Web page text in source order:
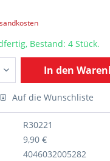
Bestand: 4 Stück.
In den
Auf die Wunschliste
R30221
9,90 €
4046032005282